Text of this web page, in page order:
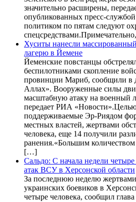
значительно расширены,
опубликованных пресс-службой
политиком по пятам следуют
Хуситы нанесли
лагерю в Йемене
Йеменские повстанцы
беспилотниками скопление
провинции Мариб, сообщили в
Аллах». Вооруженные силы
масштабную атаку на военный
передает РИА «Новости».Целью
поддерживаемые Эр-Риядом
местных властей, жертвами
человека, еще 14 получили
ранения.«Большим
[…]
Сальдо: С начала недели
атак ВСУ в Херсонской области
За последнюю неделю жертвами
украинских боевиков в
четыре человека, сообщил